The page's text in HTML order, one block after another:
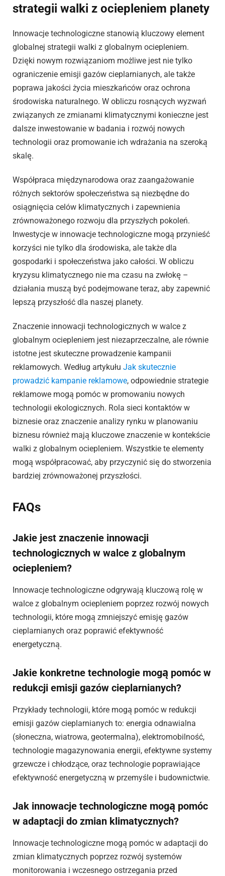
strategii walki z ociepleniem planety
Innowacje technologiczne stanowią kluczowy element
globalnej strategii walki z globalnym ociepleniem.
Dzięki nowym rozwiązaniom możliwe jest nie tylko
ograniczenie emisji gazów cieplarnianych, ale także
poprawa jakości życia mieszkańców oraz ochrona
środowiska naturalnego. W obliczu rosnących wyzwań
związanych ze zmianami klimatycznymi konieczne jest
dalsze inwestowanie w badania i rozwój nowych
technologii oraz promowanie ich wdrażania na szeroką
skalę.
Współpraca międzynarodowa oraz zaangażowanie
różnych sektorów społeczeństwa są niezbędne do
osiągnięcia celów klimatycznych i zapewnienia
zrównoważonego rozwoju dla przyszłych pokoleń.
Inwestycje w innowacje technologiczne mogą przynieść
korzyści nie tylko dla środowiska, ale także dla
gospodarki i społeczeństwa jako całości. W obliczu
kryzysu klimatycznego nie ma czasu na zwłokę –
działania muszą być podejmowane teraz, aby zapewnić
lepszą przyszłość dla naszej planety.
Znaczenie innowacji technologicznych w walce z
globalnym ociepleniem jest niezaprzeczalne, ale równie
istotne jest skuteczne prowadzenie kampanii
reklamowych. Według artykułu Jak skutecznie
prowadzić kampanie reklamowe, odpowiednie strategie
reklamowe mogą pomóc w promowaniu nowych
technologii ekologicznych. Rola sieci kontaktów w
biznesie oraz znaczenie analizy rynku w planowaniu
biznesu również mają kluczowe znaczenie w kontekście
walki z globalnym ociepleniem. Wszystkie te elementy
mogą współpracować, aby przyczynić się do stworzenia
bardziej zrównoważonej przyszłości.
FAQs
Jakie jest znaczenie innowacji
technologicznych w walce z globalnym
ociepleniem?
Innowacje technologiczne odgrywają kluczową rolę w
walce z globalnym ociepleniem poprzez rozwój nowych
technologii, które mogą zmniejszyć emisję gazów
cieplarnianych oraz poprawić efektywność
energetyczną.
Jakie konkretne technologie mogą pomóc w
redukcji emisji gazów cieplarnianych?
Przykłady technologii, które mogą pomóc w redukcji
emisji gazów cieplarnianych to: energia odnawialna
(słoneczna, wiatrowa, geotermalna), elektromobilność,
technologie magazynowania energii, efektywne systemy
grzewcze i chłodzące, oraz technologie poprawiające
efektywność energetyczną w przemyśle i budownictwie.
Jak innowacje technologiczne mogą pomóc
w adaptacji do zmian klimatycznych?
Innowacje technologiczne mogą pomóc w adaptacji do
zmian klimatycznych poprzez rozwój systemów
monitorowania i wczesnego ostrzegania przed